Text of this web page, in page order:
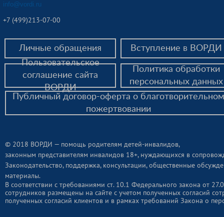
info@vordi.ru
+7 (499)213-07-00
Личные обращения
Вступление в ВОРДИ
Пользовательское
соглашение сайта
ВОРДИ
© 2018 ВОРДИ — помощь родителям детей-инвалидов,
законным представителям инвалидов 18+, нуждающихся в
Законодательство, поддержка, консультации, общественные
материалы.
Политика обработки
персональных данных
Публичный договор-оферта о благотворительном
пожертвовании
В соответствии с требованиями ст. 10.1 Федерального закона от
сотрудников размещены на сайте с учетом полученных согласий
полученных согласий клиентов и в рамках требований Закона о